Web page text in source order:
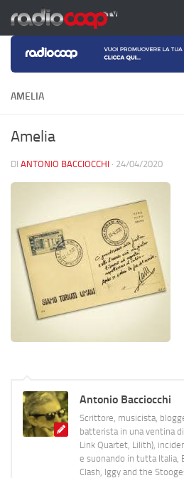
Salta al contenuto
AMELIA
Amelia
DI ANTONIO BACCIOCCHI · 24/04/2020
Antonio Bacciocchi
Scrittore, musicista,
batterista in una ventina
Link Quartet, Lilith),
e suonando in tutta Italia,
Clash, Iggy and the